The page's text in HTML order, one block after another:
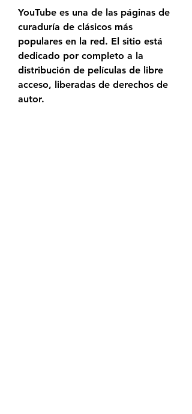
YouTube es una de las páginas de
curaduría de clásicos más
populares en la red. El sitio está
dedicado por completo a la
distribución de películas de libre
acceso, liberadas de derechos de
autor.